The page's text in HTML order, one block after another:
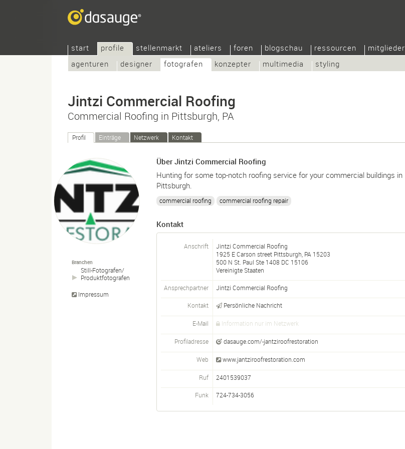
start
profile
agenturen
designer fotografen konzepter multimedia styling
stellenmarkt ateliers foren blogschau ressourcen mitglieder
Jintzi Commercial Roofing
Commercial Roofing in Pittsburgh, PA
Profil Einträge Netzwerk Kontakt
Branchen
Still-Fotografen/
Produktfotografen
Impressum
Über Jintzi Commercial Roofing
Hunting for some top-notch roofing service for your commercial buildings in
Pittsburgh.
commercial roofing commercial roofing repair
Kontakt
Anschrift
Jintzi Commercial Roofing
1925 E Carson street Pittsburgh, PA 15203
500 N St. Paul Ste 1408 DC 15106
Vereinigte Staaten
Ansprechpartner Jintzi Commercial Roofing
Kontakt Persönliche Nachricht
E-Mail Information nur im Netzwerk
Profiladresse dasauge.com/-jantziroofrestoration
Web www.jantziroofrestoration.com
Ruf 2401539037
Funk 724-734-3056